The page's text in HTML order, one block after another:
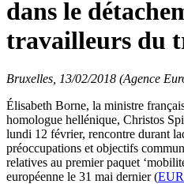
dans le
travailleurs du
Bruxelles, 13/02/2018 (Agence
Élisabeth Borne, la ministre
homologue hellénique, Christos
lundi 12 février, rencontre durant
préoccupations et objectifs
relatives au premier paquet
européenne le 31 mai dernier (